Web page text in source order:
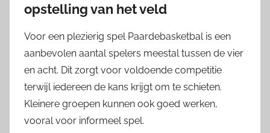
opstelling van het veld
Voor een plezierig spel Paardebasketbal is een
aanbevolen aantal spelers meestal tussen de vier
en acht. Dit zorgt voor voldoende competitie
terwijl iedereen de kans krijgt om te schieten.
Kleinere groepen kunnen ook goed werken,
vooral voor informeel spel.